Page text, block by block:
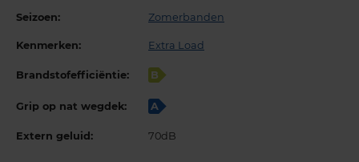
Seizoen: Zomerbanden
Kenmerken: Extra Load
Brandstofefficiëntie: B
Grip op nat wegdek: A
Extern geluid: 70dB